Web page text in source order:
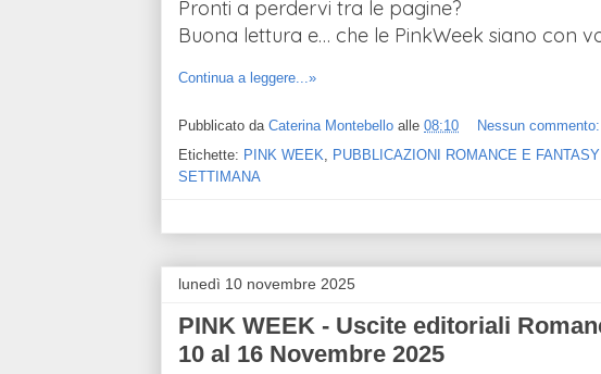
Pronti a perdervi tra le pagine?
Buona lettura e… che le PinkWeek siano con
Continua a leggere...»
Pubblicato da Caterina Montebello alle 08:10
Nessun commento:
Etichette: PINK WEEK PUBBLICAZIONI ROMANCE E
SETTIMANA
lunedì 10 novembre 2025
PINK WEEK - Uscite editoriali
10 al 16 Novembre 2025